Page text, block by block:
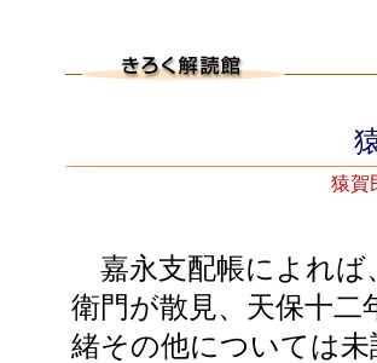
猿賀
嘉永支配帳によれば
衛門が散見、天保十二
緒その他については